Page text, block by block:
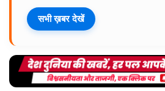
सभी ख़बर देखें